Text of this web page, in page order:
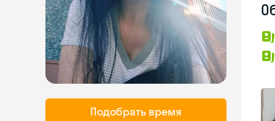
Подобрать время